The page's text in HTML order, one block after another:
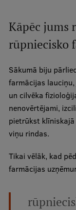
Pre-Courses
Centre for
Qualification
Research
Institutes
Research
Kāpēc jums
rūpniecisko
Sākumā biju
farmācijas
un cilvēka
nenovērtējami,
pietrūkst
viņu rindas.
Tikai vēlāk, kad
farmācijas